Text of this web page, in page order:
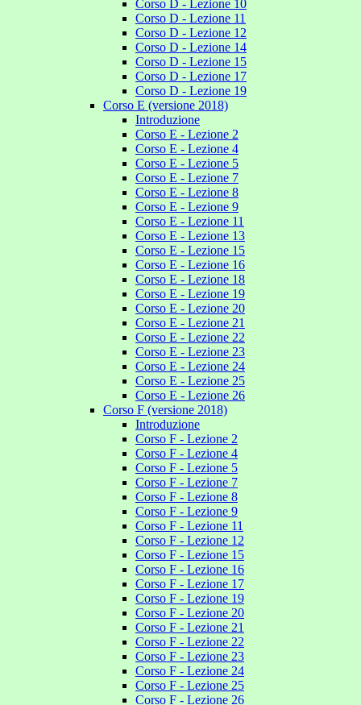
Corso D - Lezione 10
Corso D - Lezione 11
Corso D - Lezione 12
Corso D - Lezione 14
Corso D - Lezione 15
Corso D - Lezione 17
Corso D - Lezione 19
Corso E (versione 2018)
Introduzione
Corso E - Lezione 2
Corso E - Lezione 4
Corso E - Lezione 5
Corso E - Lezione 7
Corso E - Lezione 8
Corso E - Lezione 9
Corso E - Lezione 11
Corso E - Lezione 13
Corso E - Lezione 15
Corso E - Lezione 16
Corso E - Lezione 18
Corso E - Lezione 19
Corso E - Lezione 20
Corso E - Lezione 21
Corso E - Lezione 22
Corso E - Lezione 23
Corso E - Lezione 24
Corso E - Lezione 25
Corso E - Lezione 26
Corso F (versione 2018)
Introduzione
Corso F - Lezione 2
Corso F - Lezione 4
Corso F - Lezione 5
Corso F - Lezione 7
Corso F - Lezione 8
Corso F - Lezione 9
Corso F - Lezione 11
Corso F - Lezione 12
Corso F - Lezione 15
Corso F - Lezione 16
Corso F - Lezione 17
Corso F - Lezione 19
Corso F - Lezione 20
Corso F - Lezione 21
Corso F - Lezione 22
Corso F - Lezione 23
Corso F - Lezione 24
Corso F - Lezione 25
Corso F - Lezione 26